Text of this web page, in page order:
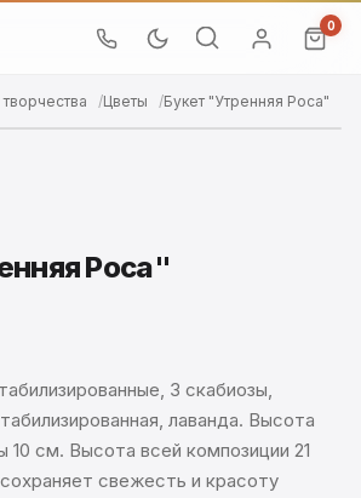
0
Цветы Букет "Утренняя Роса"
Роса"
3 скабиозы,
лаванда. Высота
10 см. Высота всей композиции 21
свежесть и красоту